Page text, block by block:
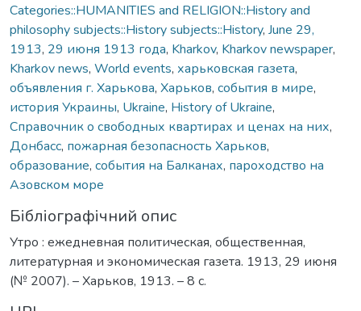
Categories::HUMANITIES and RELIGION::History and
philosophy subjects::History subjects::History, June 29,
1913, 29 июня 1913 года, Kharkov, Kharkov newspaper,
Kharkov news, World events, харьковская газета,
объявления г. Харькова, Харьков, события в мире,
история Украины, Ukraine, History of Ukraine,
Справочник о свободных квартирах и ценах на них,
Донбасс, пожарная безопасность Харьков,
образование, события на Балканах, пароходство на
Азовском море
Бібліографічний опис
Утро : ежедневная политическая, общественная,
литературная и экономическая газета. 1913, 29 июня
(№ 2007). – Харьков, 1913. – 8 с.